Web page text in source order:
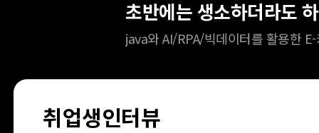
취업생인터뷰